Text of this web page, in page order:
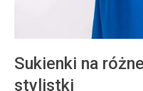
Sukienki na
stylistki